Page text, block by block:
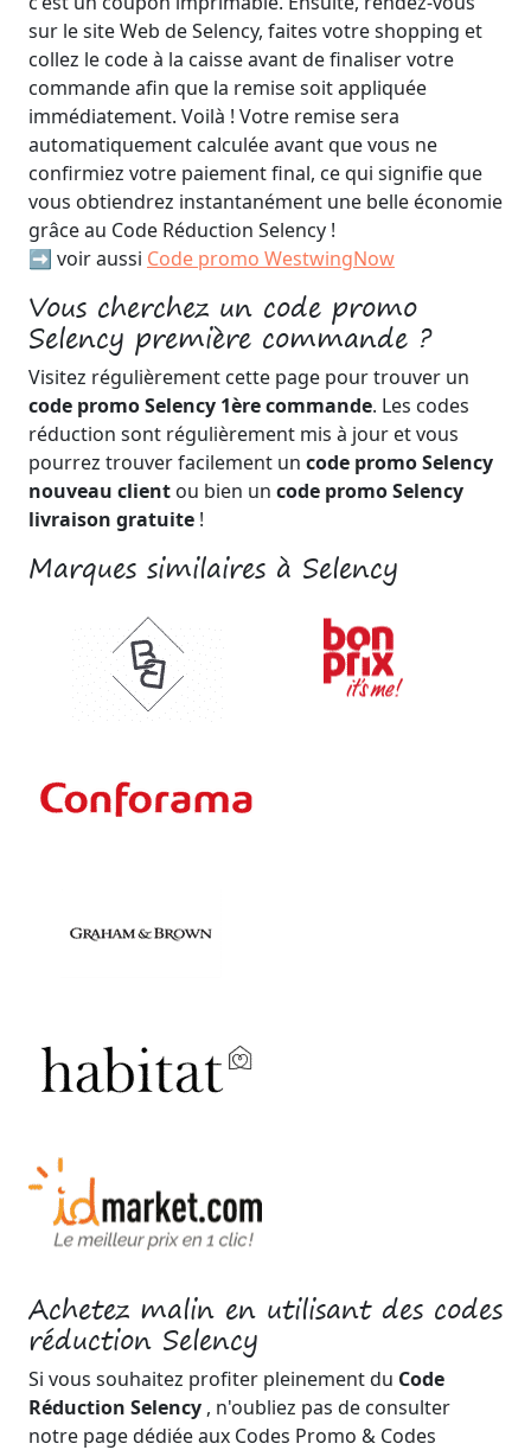
sur le site Web de Selency, faites votre shopping et
collez le code à la caisse avant de finaliser votre
commande afin que la remise soit appliquée
immédiatement. Voilà ! Votre remise sera
automatiquement calculée avant que vous ne
confirmiez votre paiement final, ce qui signifie que
vous obtiendrez instantanément une belle économie
grâce au Code Réduction Selency !
➡️ voir aussi Code promo WestwingNow
Vous cherchez un code promo
Selency première commande ?
Visitez régulièrement cette page pour trouver un
code promo Selency 1ère commande. Les codes
réduction sont régulièrement mis à jour et vous
pourrez trouver facilement un code promo Selency
nouveau client ou bien un code promo Selency
livraison gratuite !
Marques similaires à Selency
Achetez malin en utilisant des codes
réduction Selency
Si vous souhaitez profiter pleinement du Code
Réduction Selency , n'oubliez pas de consulter
notre page dédiée aux Codes Promo & Codes